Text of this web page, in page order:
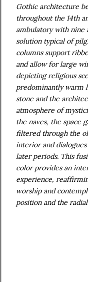
Gothic architecture
throughout the 14th
ambulatory with nine
solution typical of
columns support
and allow for large
depicting religious
predominantly warm
stone and the
atmosphere of
the naves, the space
filtered through the
interior and
later periods. This
color provides an
experience,
worship and
position and the